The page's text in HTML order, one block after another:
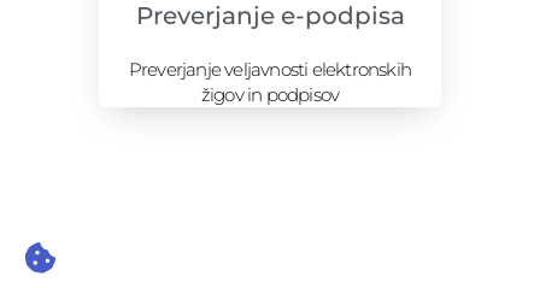
Preverjanje e-podpisa
Preverjanje veljavnosti elektronskih
žigov in podpisov